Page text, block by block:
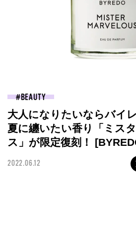
BEAUTY
大人になりたいならバイ
夏に纏いたい香り「ミス
ス」が限定復刻！
2022.06.12